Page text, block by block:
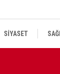
SİYASET